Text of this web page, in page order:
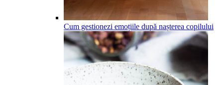
Cum gestionezi emoțiile după nașterea copilului